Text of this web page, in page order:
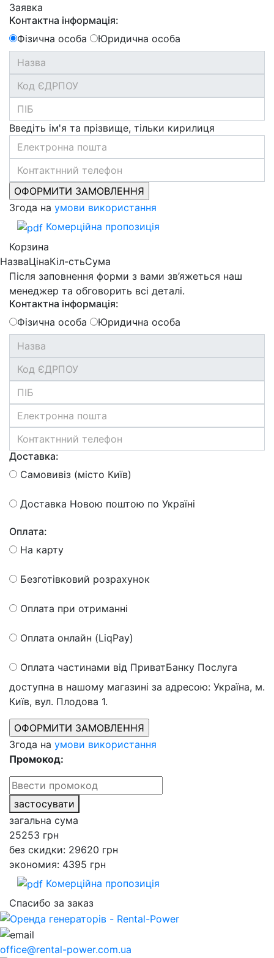
Заявка
Контактна інформація:
Фізична особа
Юридична особа
Введіть ім'я та прізвище, тільки кирилиця
Згода на умови використання
Комерційна пропозиція
Корзина
НазваЦінаКіл-стьСума
Після заповнення форми з вами зв’яжеться наш
менеджер та обговорить всі деталі.
Контактна інформація:
Фізична особа
Юридична особа
Доставка:
Самовивіз (місто Київ)
Доставка Новою поштою по Україні
Оплата:
На карту
Безготівковий розрахунок
Оплата при отриманні
Оплата онлайн (LiqPay)
Оплата частинами від ПриватБанку Послуга
доступна в нашому магазині за адресою: Україна, м.
Київ, вул. Плодова 1.
Згода на умови використання
Промокод:
застосувати
загальна сума
25253 грн
без скидки: 29620 грн
экономия: 4395 грн
Комерційна пропозиція
Спасибо за заказ
office@rental-power.com.ua